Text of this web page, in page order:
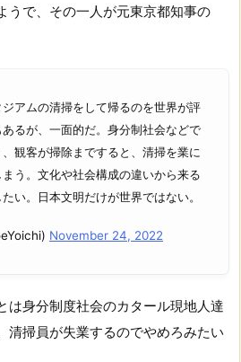
うで、その一人が元東京都知事の
アムの清掃をして帰るのを世界が評
るが、一面的だ。身分制社会などで
観客が掃除まですると、清掃を業に
う。文化や社会構成の違いから来る
い。日本文明だけが世界ではない。
November 24, 2022
は身分制度社会のカタール現地人達
清掃員が失業するのでやめろみたい